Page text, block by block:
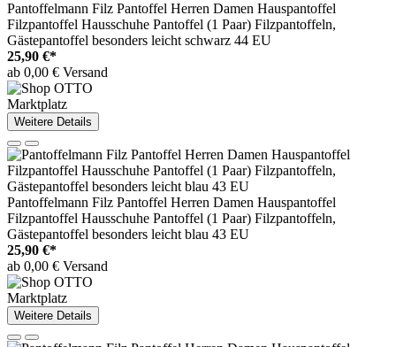
Pantoffelmann Filz Pantoffel Herren Damen Hauspantoffel
Filzpantoffel Hausschuhe Pantoffel (1 Paar) Filzpantoffeln,
Gästepantoffel besonders leicht schwarz 44 EU
25,90 €*
ab 0,00 € Versand
Marktplatz
Weitere Details
Pantoffelmann Filz Pantoffel Herren Damen Hauspantoffel
Filzpantoffel Hausschuhe Pantoffel (1 Paar) Filzpantoffeln,
Gästepantoffel besonders leicht blau 43 EU
25,90 €*
ab 0,00 € Versand
Marktplatz
Weitere Details